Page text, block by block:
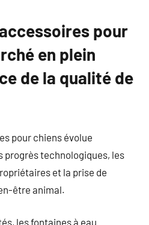
pour
en plein
de la qualité de
pour chiens évolue
progrès technologiques, les
et la prise de
être animal.
les fontaines à eau